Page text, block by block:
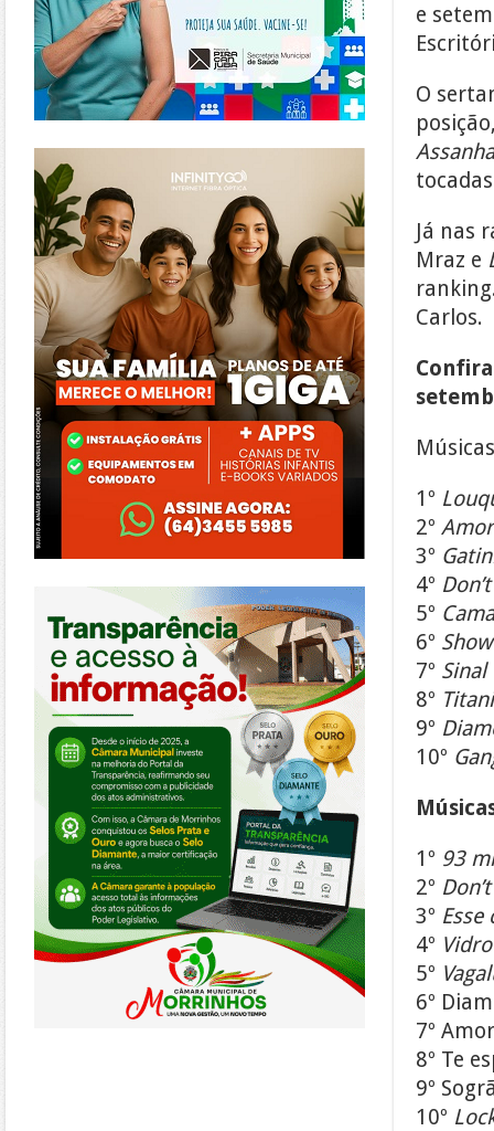
e
O
Já nas
Mraz e
Carlos.
1º
2º
3º
4º
5º
6º
7º Sinal
8º
9º
10º
1º 93
2º
3º Esse
4º
5º
6º
7º
8º Te
9º
10º
https://www.infinitygo.com.br/
https://morrinhos.go.leg.br/